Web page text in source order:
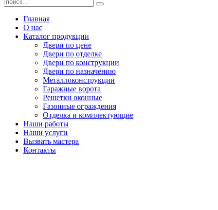
Главная
О нас
Каталог продукции
Двери по цене
Двери по отделке
Двери по конструкции
Двери по назначению
Металлоконструкции
Гаражные ворота
Решетки оконные
Газонные ограждения
Отделка и комплектующие
Наши работы
Наши услуги
Вызвать мастера
Контакты